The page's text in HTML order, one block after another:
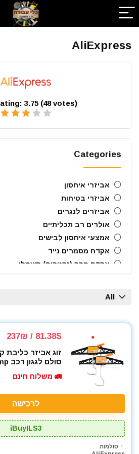
AliExpress
3.75 (48votes)
Categories
אביזרי איחסון
אביזרי בטיחות
אביזרים לנגרים
אולרים רב תכליתיים
אמצעי איחסון לבישים
אקדח מסמרים נייד
אקדח מרק (נקניקים) חשמלי
ארגזי כלים
בוקסות
בוקסות הינע 1/2"
ביטים
ביטים, מקדחים ובוקסות
גנרטורים ותחנות כח
חומרי הדבקה ואיטום
טרימר / ראוטר
All
81.38$ / 237₪
זוג אביזר כליבת
סולם לגגון רכב Ladder Clamp
🚛 משלוח חינם
לרכישה
iBuyILS3
סולמות